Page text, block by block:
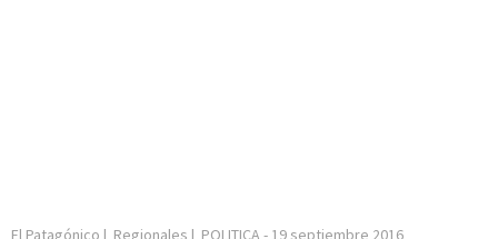
El Patagónico | Regionales | POLITICA- 19 septiembre 2016